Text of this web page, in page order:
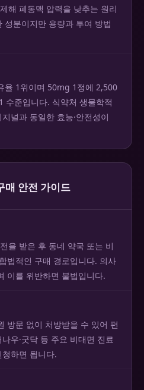
해 폐동맥 압력을 낮추는 원리
성분이지만 용량과 투여 방법
율 1위이며 50mg 1정에 2,500
수준입니다. 식약처 생물학적
널과 동일한 효능·안전성이
매 안전 가이드
을 받은 후 동네 약국 또는 비
법적인 구매 경로입니다. 의사
이를 위반하면 불법입니다.
방문 없이 처방받을 수 있어 편
우·굿닥 등 주요 비대면 진료
하면 됩니다.